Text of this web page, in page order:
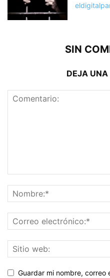
SIN
DEJA UNA
Guardar mi nombre,